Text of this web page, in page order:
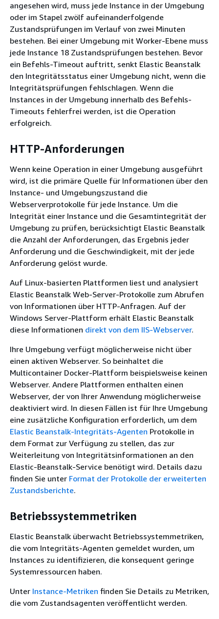
angesehen wird, muss jede Instance in der Umgebung
oder im Stapel zwölf aufeinanderfolgende
Zustandsprüfungen im Verlauf von zwei Minuten
bestehen. Bei einer Umgebung mit Worker-Ebene muss
jede Instance 18 Zustandsprüfungen bestehen. Bevor
ein Befehls-Timeout auftritt, senkt Elastic Beanstalk
den Integritätsstatus einer Umgebung nicht, wenn die
Integritätsprüfungen fehlschlagen. Wenn die
Instances in der Umgebung innerhalb des Befehls-
Timeouts fehlerfrei werden, ist die Operation
erfolgreich.
HTTP-Anforderungen
Wenn keine Operation in einer Umgebung ausgeführt
wird, ist die primäre Quelle für Informationen über den
Instance- und Umgebungszustand die
Webserverprotokolle für jede Instance. Um die
Integrität einer Instance und die Gesamtintegrität der
Umgebung zu prüfen, berücksichtigt Elastic Beanstalk
die Anzahl der Anforderungen, das Ergebnis jeder
Anforderung und die Geschwindigkeit, mit der jede
Anforderung gelöst wurde.
Auf Linux-basierten Plattformen liest und analysiert
Elastic Beanstalk Web-Server-Protokolle zum Abrufen
von Informationen über HTTP-Anfragen. Auf der
Windows Server-Plattform erhält Elastic Beanstalk
diese Informationen direkt von dem IIS-Webserver.
Ihre Umgebung verfügt möglicherweise nicht über
einen aktiven Webserver. So beinhaltet die
Multicontainer Docker-Plattform beispielsweise keinen
Webserver. Andere Plattformen enthalten einen
Webserver, der von Ihrer Anwendung möglicherweise
deaktiviert wird. In diesen Fällen ist für Ihre Umgebung
eine zusätzliche Konfiguration erforderlich, um dem
Elastic Beanstalk-Integritäts-Agenten Protokolle in
dem Format zur Verfügung zu stellen, das zur
Weiterleitung von Integritätsinformationen an den
Elastic-Beanstalk-Service benötigt wird. Details dazu
finden Sie unter Format der Protokolle der erweiterten
Zustandsberichte.
Betriebssystemmetriken
Elastic Beanstalk überwacht Betriebssystemmetriken,
die vom Integritäts-Agenten gemeldet wurden, um
Instances zu identifizieren, die konsequent geringe
Systemressourcen haben.
Unter Instance-Metriken finden Sie Details zu Metriken,
die vom Zustandsagenten veröffentlicht werden.